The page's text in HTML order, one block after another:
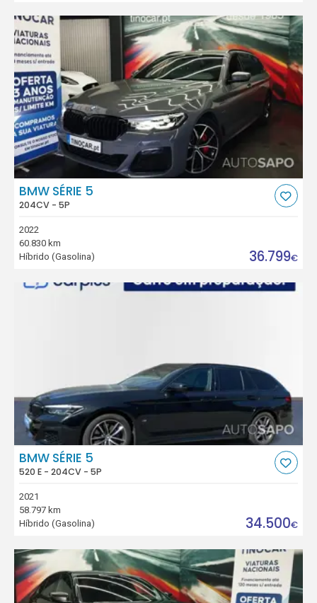
BMW SÉRIE 5
204CV - 5P
2022
60.830 km
Híbrido (Gasolina)
36.799€
BMW SÉRIE 5
520 E - 204CV - 5P
2021
58.797 km
Híbrido (Gasolina)
34.500€